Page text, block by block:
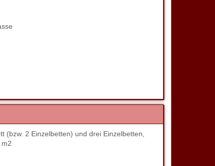
(bzw. 2 Einzelbetten) und drei Einzelbetten,